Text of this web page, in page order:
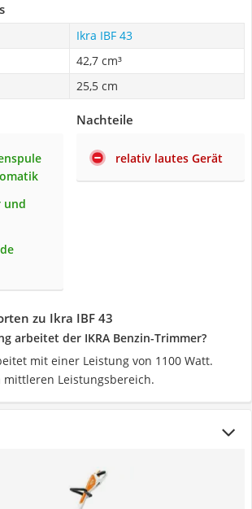
Ikra IBF 43
42,7 cm³
25,5 cm
und
Nachteile
relativ lautes Gerät
zu Ikra IBF 43
arbeitet der IKRA Benzin-Trimmer?
mit einer Leistung von 1100 Watt.
mittleren Leistungsbereich.